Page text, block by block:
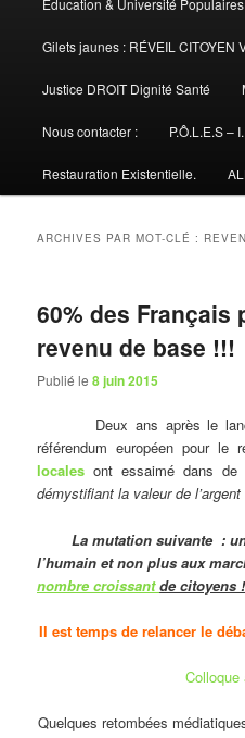
Gilets jaunes : RÉVEIL CITOYEN
Justice DROIT Dignité Santé
Nous contacter : P.Ô.L.E.S –
Restauration Existentielle.
ARCHIVES PAR MOT-CLÉ :
60% des Français
revenu de base !!!
Publié le8 juin 2015
Deux ans après le
référendum européen pour le
localesont essaimé dans de
démystifiant la valeur de l’argent
La mutation suivante :
l’humain et non plus aux
nombre croissantde citoyens
Il est temps de relancer le
Colloque
Quelques retombées